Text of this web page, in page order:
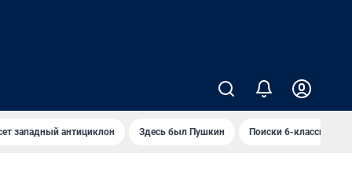
западный антициклон Здесь был Пушкин Поиски 6-классника